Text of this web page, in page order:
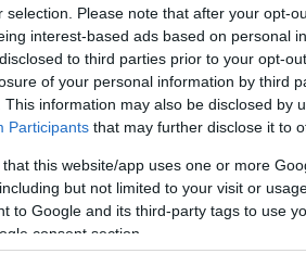
selection. Please note that after your opt-
interest-based ads based on personal
to third parties prior to your opt-
of your personal information by third
This information may also be disclosed by
Participants that may further disclose it to
that this website/app uses one or more
but not limited to your visit or
to Google and its third-party tags to use
consent section.
τα εγκαύματα από
ωστόσο πολλοί
του δέρματος. Όπως
του δέρματος καθώς
με την ηλικία, στην
του ήλιου. Η ακτινοβολία
τα αποτελέσματά της